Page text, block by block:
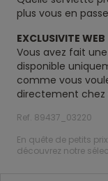
plus vous en
EXCLUSIVITE WEB
Vous avez fait
disponible
comme vous
directement chez
Ref. 89437_03220
En quête de petits
découvrez notre